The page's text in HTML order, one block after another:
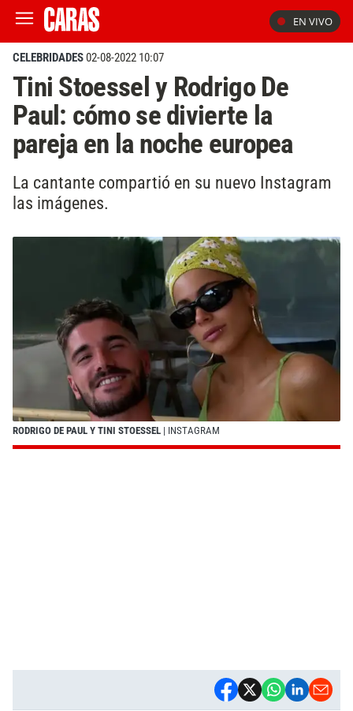
EN VIVO
CELEBRIDADES02-08-2022 10:07
Tini Stoessel y Rodrigo De
Paul: cómo se divierte la
pareja en la noche europea
La cantante compartió en su nuevo Instagram
las imágenes.
RODRIGO DE PAUL Y TINI STOESSEL | INSTAGRAM